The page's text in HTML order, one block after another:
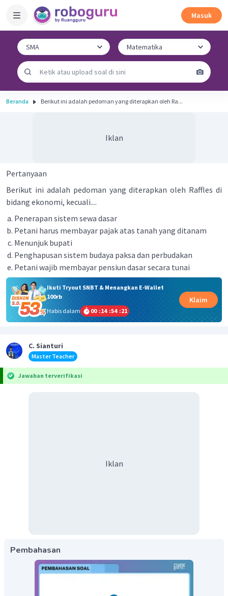
Masuk
Beranda Berikut ini adalah pedoman yang diterapkan oleh Ra...
Iklan
Pertanyaan
Berikut ini adalah pedoman yang diterapkan oleh Raffles di
bidang ekonomi, kecuali....
Penerapan sistem sewa dasar
Petani harus membayar pajak atas tanah yang ditanam
Menunjuk bupati
Penghapusan sistem budaya paksa dan perbudakan
Petani wajib membayar pensiun dasar secara tunai
Ikuti Tryout SNBT & Menangkan E-Wallet
100rb
Habis dalam
00 :14 :54 :21
Klaim
C. Sianturi
Master Teacher
Jawaban terverifikasi
Iklan
Pembahasan